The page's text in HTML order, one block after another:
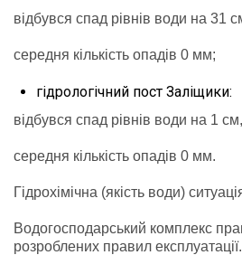
відбувся спад рівнів води на 31
середня кількість опадів 0 мм;
гідрологічний пост Заліщики:
відбувся спад рівнів води на 1 см,
середня кількість опадів 0 мм.
Гідрохімічна (якість води)
Водогосподарський комплекс
розроблених правил експлуатації.